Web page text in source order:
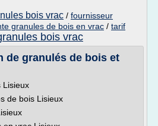
bois vrac / fournisseur
granules de bois en vrac / tarif
bois vrac
de granulés de bois et
Lisieux
de bois Lisieux